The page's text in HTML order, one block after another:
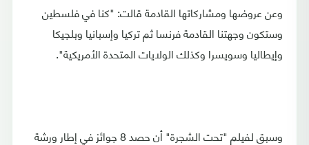
وعن عروضها ومشاركاتها القادمة قالت: "كنا في فلسطين
وستكون وجهتنا القادمة فرنسا ثم تركيا وإسبانيا وبلجيكا
وإيطاليا وسويسرا وكذلك الولايات المتحدة الأمريكية".
وسبق لفيلم "تحت الشجرة" أن حصد 8 جوائز في إطار ورشة